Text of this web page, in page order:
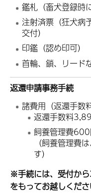
鑑札（畜犬登録時
注射済票（狂犬病
交付）
印鑑（認め印可）
首輪、鎖、リード
返還申請事務手続
諸費用（返還手数
返還手数料
飼養管理費600
（飼養管理費
す）
※手続には、受付か
をもってお越しくださ